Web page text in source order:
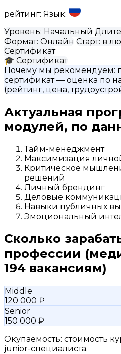
рейтинг: Язык:
Уровень: Начальный
Формат: Онлайн Старт: в
Сертификат
🎓 Сертификат
Почему мы рекомендуем:
сертификат— оценка по
(рейтинг, цена,
Актуальная
модулей, по
Тайм-менеджмент
Максимизация
Критическое
решений
Личный брендинг
Деловые
Навыки публичных
Эмоциональный
Сколько
профессии
194 вакансиям)
Middle
120 000 ₽
Senior
150 000 ₽
Окупаемость: стоимость
junior-специалиста.